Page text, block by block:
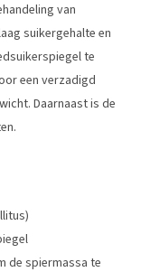
van
suikergehalte en
te
een verzadigd
Daarnaast is de
de spiermassa te